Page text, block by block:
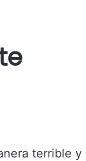
terrible y